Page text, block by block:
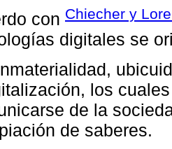
con Chiecher y
digitales se
los
de la
de saberes.